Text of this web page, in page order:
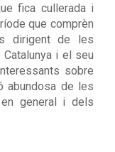
fica cullerada i
que comprèn
dirigent de les
i el seu
sobre
abundosa de les
general i dels